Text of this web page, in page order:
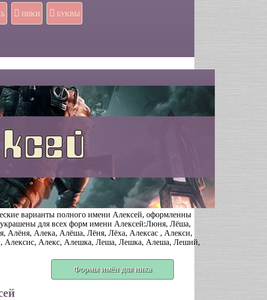
НИКИ БУКВЫ
варианты полного имени Алексей, оформленны
для всех форм имени Алексей:Люня, Лёша,
Алёня, Алека, Алёша, Лёня, Лёха, Алексас , Алекси,
Алексис, Алекс, Алешка, Леша, Лешка, Алеша, Леший,
Формы имён для ника